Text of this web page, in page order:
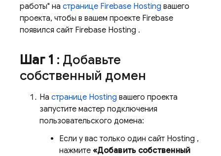
работы" на странице Firebase Hosting вашего
проекта, чтобы в вашем проекте Firebase
появился сайт Firebase Hosting .
Шаг 1 : Добавьте
собственный домен
На странице Hosting вашего проекта
запустите мастер подключения
пользовательского домена:
Если у вас только один сайт Hosting ,
нажмите «Добавить собственный